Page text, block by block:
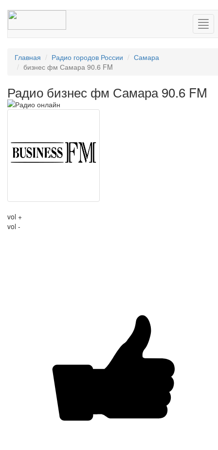
Главная Радио городов России
Самара
бизнес фм Самара 90.6 FM
Радио бизнес фм Самара 90.6 FM
vol +
vol -